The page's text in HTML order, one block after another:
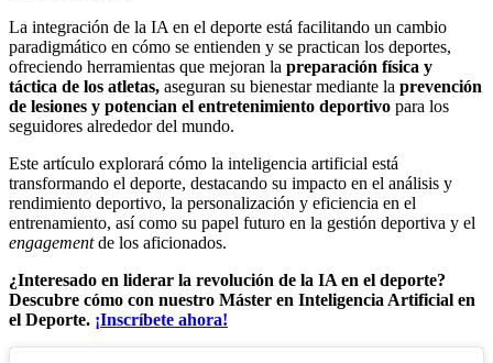
La integración de la IA en el deporte está facilitando un cambio
paradigmático en cómo se entienden y se practican los deportes,
ofreciendo herramientas que mejoran la preparación física y
táctica de los atletas, aseguran su bienestar mediante la prevención
de lesiones y potencian el entretenimiento deportivo para los
seguidores alrededor del mundo.
Este artículo explorará cómo la inteligencia artificial está
transformando el deporte, destacando su impacto en el análisis y
rendimiento deportivo, la personalización y eficiencia en el
entrenamiento, así como su papel futuro en la gestión deportiva y el
engagementde los aficionados.
¿Interesado en liderar la revolución de la IA en el deporte?
Descubre cómo con nuestro Máster en Inteligencia Artificial en
el Deporte. ¡Inscríbete ahora!